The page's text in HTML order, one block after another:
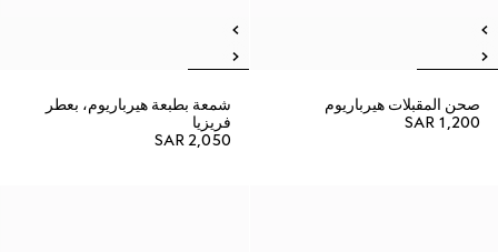
صحن المقبلات هيرباريوم
SAR 1,200
شمعة بطبعة هيرباريوم، بعطر
فريزيا
SAR 2,050